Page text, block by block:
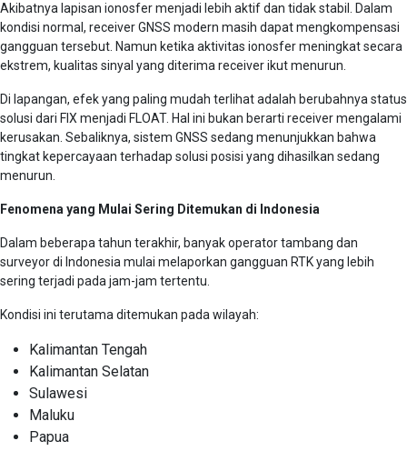
Akibatnya lapisan ionosfer menjadi lebih aktif dan tidak stabil. Dalam
kondisi normal, receiver GNSS modern masih dapat mengkompensasi
gangguan tersebut. Namun ketika aktivitas ionosfer meningkat secara
ekstrem, kualitas sinyal yang diterima receiver ikut menurun.
Di lapangan, efek yang paling mudah terlihat adalah berubahnya status
solusi dari FIX menjadi FLOAT. Hal ini bukan berarti receiver mengalami
kerusakan. Sebaliknya, sistem GNSS sedang menunjukkan bahwa
tingkat kepercayaan terhadap solusi posisi yang dihasilkan sedang
menurun.
Fenomena yang Mulai Sering Ditemukan di Indonesia
Dalam beberapa tahun terakhir, banyak operator tambang dan
surveyor di Indonesia mulai melaporkan gangguan RTK yang lebih
sering terjadi pada jam-jam tertentu.
Kondisi ini terutama ditemukan pada wilayah:
Kalimantan Tengah
Kalimantan Selatan
Sulawesi
Maluku
Papua